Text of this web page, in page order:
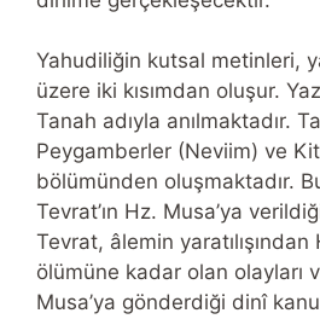
Yahudiliğin kutsal metinleri,
üzere iki kısımdan oluşur.
Tanah adıyla anılmaktadır.
Peygamberler (Neviim) ve
bölümünden oluşmaktadır.
Tevrat’ın Hz. Musa’ya
Tevrat, âlemin yaratılışından
ölümüne kadar olan olayları
Musa’ya gönderdiği dinî